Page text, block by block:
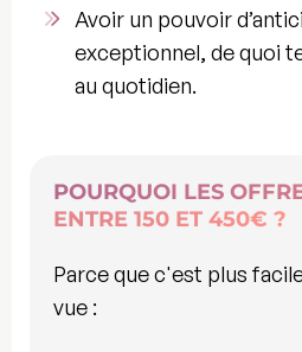
Avoir un pouvoir
exceptionnel, de quoi
au quotidien.
POURQUOI LES
ENTRE 150 ET 450€ ?
Parce que c'est plus
vue :